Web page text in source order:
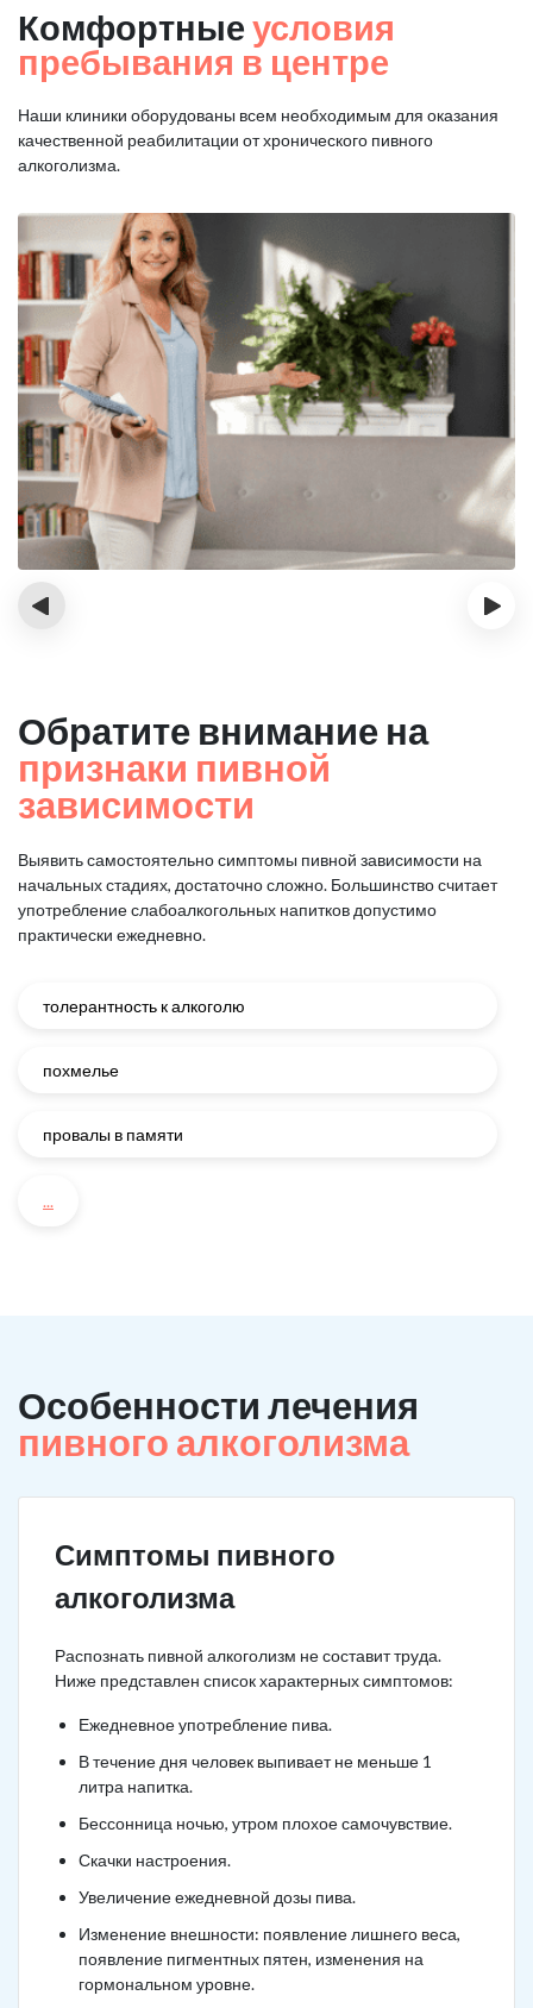
Комфортные условия
пребывания в центре
Наши клиники оборудованы всем необходимым для оказания
качественной реабилитации от хронического пивного
алкоголизма.
‹ ›
Обратите внимание на
признаки пивной
зависимости
Выявить самостоятельно симптомы пивной зависимости на
начальных стадиях, достаточно сложно. Большинство считает
употребление слабоалкогольных напитков допустимо
практически ежедневно.
толерантность к алкоголю
похмелье
провалы в памяти
...
Особенности лечения
пивного алкоголизма
Симптомы пивного
алкоголизма
Распознать пивной алкоголизм не составит труда.
Ниже представлен список характерных симптомов:
Ежедневное употребление пива.
В течение дня человек выпивает не меньше 1
литра напитка.
Бессонница ночью, утром плохое самочувствие.
Скачки настроения.
Увеличение ежедневной дозы пива.
Изменение внешности: появление лишнего веса,
появление пигментных пятен, изменения на
гормональном уровне.